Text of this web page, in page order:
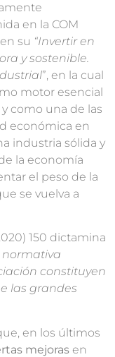
en la COM
su “Invertir en
y sostenible.
”, en la cual
motor esencial
como una de las
económica en
industria sólida y
la economía
el peso de la
se vuelva a
150 dictamina
normativa
constituyen
las grandes
en los últimos
mejoras en